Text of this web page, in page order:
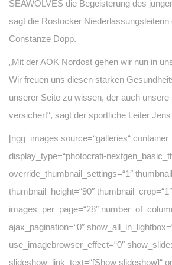
SEAWOLVES die Begeisterung des
sagt die Rostocker
Constanze Dopp.
„Mit der AOK Nordost gehen wir nun in
Wir freuen uns diesen starken
unserer Seite zu wissen, der auch unsere
versichert“, sagt der sportliche Leiter
[ngg_images source=“galleries“
display_type=“photocrati-
override_thumbnail_settings=“1″
thumbnail_height=“90″ thumbnail_crop=“1″
images_per_page=“28″
ajax_pagination=“0″
use_imagebrowser_effect=“0″
slideshow_link_text=“[Show slideshow]“